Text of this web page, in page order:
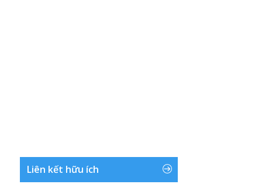
Liên kết hữu ích